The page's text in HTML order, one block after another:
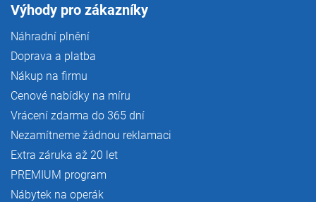
Výhody pro zákazníky
Náhradní plnění
Doprava a platba
Nákup na firmu
Cenové nabídky na míru
Vrácení zdarma do 365 dní
Nezamítneme žádnou reklamaci
Extra záruka až 20 let
PREMIUM program
Nábytek na operák